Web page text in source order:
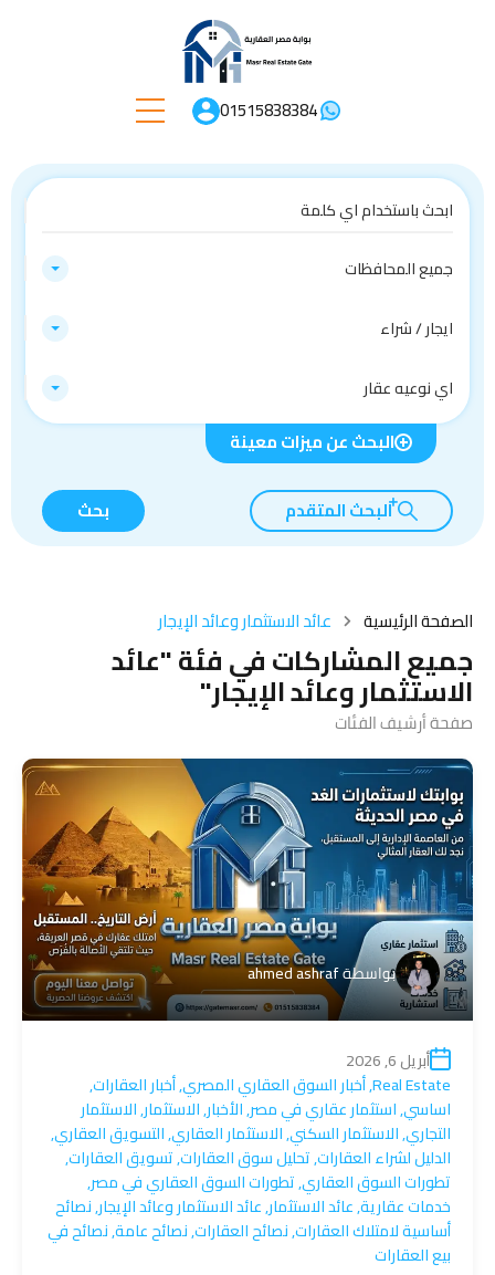
01515838384
جميع المحافظات
ايجار / شراء
اي نوعيه عقار
البحث عن ميزات معينة
البحث المتقدم بحث
الصفحة الرئيسية عائد الاستثمار وعائد الإيجار
جميع المشاركات في فئة "عائد
الاستثمار وعائد الإيجار"
صفحة أرشيف الفئات
بواسطةahmed ashraf
أبريل 6, 2026
Real Estate
,أخبار السوق العقاري المصري,أخبار العقارات,
اساسي,استثمار عقاري في مصر,الأخبار,الاستثمار,الاستثمار
التجاري,الاستثمار السكني,الاستثمار العقاري,التسويق العقاري,
الدليل لشراء العقارات,تحليل سوق العقارات,تسويق العقارات,
تطورات السوق العقاري,تطورات السوق العقاري في مصر,
خدمات عقارية,عائد الاستثمار,عائد الاستثمار وعائد الإيجار,نصائح
أساسية لامتلاك العقارات,نصائح العقارات,نصائح عامة,نصائح في
بيع العقارات